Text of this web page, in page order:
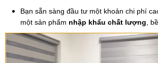
Bạn sẵn sàng đầu tư một khoản chi phí
một sản phẩm nhập khẩu chất lượng,